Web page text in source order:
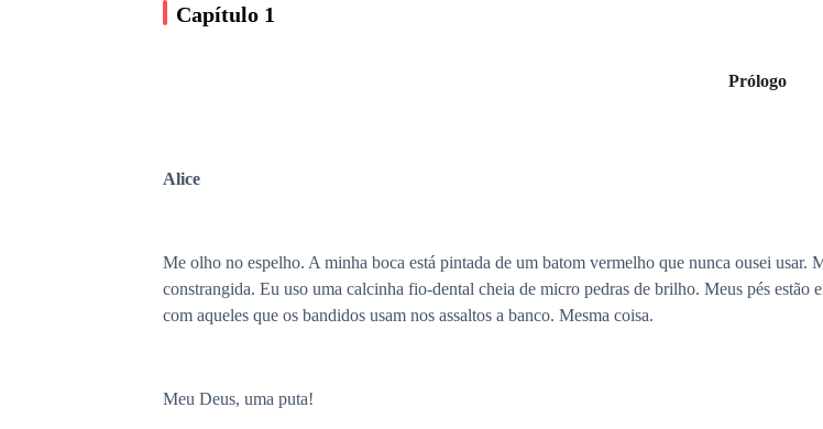
Capítulo 1
Prólogo
Alice
Me olho no espelho. A minha boca está pintada de um batom vermelho que nunca ousei usar.
constrangida. Eu uso uma calcinha fio-dental cheia de micro pedras de brilho. Meus pés
com aqueles que os bandidos usam nos assaltos a banco. Mesma coisa.
Meu Deus, uma puta!